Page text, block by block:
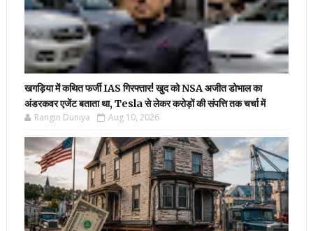
खगड़िया में कथित फर्जी IAS गिरफ्तार! खुद को NSA अजीत डोभाल का
अंडरकवर एजेंट बताता था, Tesla से लेकर करोड़ों की संपत्ति तक चर्चा में
Rangin Duniya Aug 10, 2026